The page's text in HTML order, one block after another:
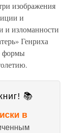
изображения
и
и изломанности
Генриха
формы
📚
в